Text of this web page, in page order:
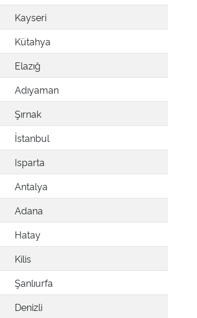
Kayseri
Kütahya
Elazığ
Adıyaman
Şırnak
İstanbul
Isparta
Antalya
Adana
Hatay
Kilis
Şanlıurfa
Denizli